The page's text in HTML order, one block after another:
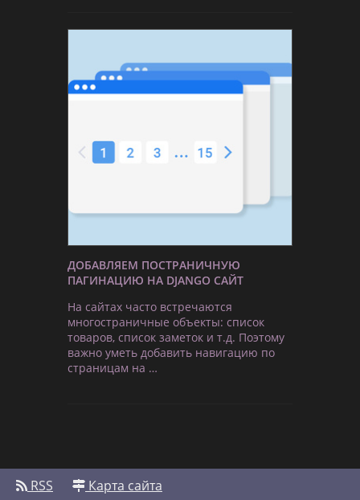
ДОБАВЛЯЕМ ПОСТРАНИЧНУЮ
ПАГИНАЦИЮ НА DJANGO САЙТ
На сайтах часто встречаются
многостраничные объекты: список
товаров, список заметок и т.д. Поэтому
важно уметь добавить навигацию по
страницам на …
RSS
Карта сайта